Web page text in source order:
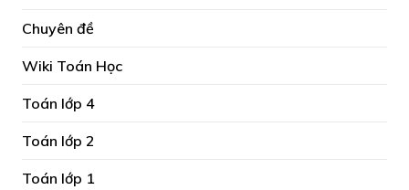
Chuyên đề
Wiki Toán Học
Toán lớp 4
Toán lớp 2
Toán lớp 1